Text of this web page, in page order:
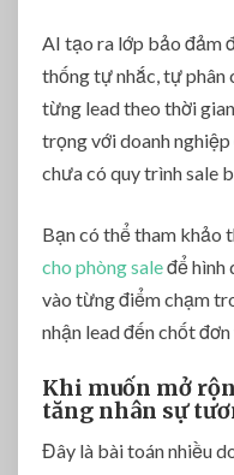
AI tạo ra lớp bảo đảm
thống tự nhắc, tự phân
từng lead theo thời
trọng với doanh
chưa có quy trình sale
Bạn có thể tham khảo
cho phòng saleđể hình
vào từng điểm chạm
nhận lead đến chốt
Khi muốn mở
tăng nhân sự
Đây là bài toán nhiều